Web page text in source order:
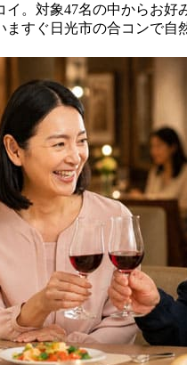
イ。対象47名の中からお好
ますぐ日光市の合コンで自